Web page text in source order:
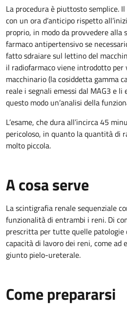
La procedura è piuttosto semplice.
con un ora d’anticipo rispetto
proprio, in modo da provvedere
farmaco antipertensivo se
fatto sdraiare sul lettino del
il radiofarmaco viene introdotto per
macchinario (la cosiddetta gamma
reale i segnali emessi dal MAG3 e li
questo modo un’analisi della
L’esame, che dura all’incirca 45
pericoloso, in quanto la quantità di
molto piccola.
A cosa serve
La scintigrafia renale sequenziale
funzionalità di entrambi i reni. Di
prescritta per tutte quelle patologie
capacità di lavoro dei reni, come ad
giunto pielo-ureterale.
Come prepararsi